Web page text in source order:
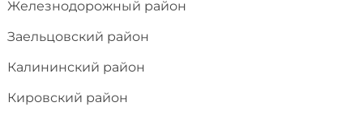
Железнодорожный район
Заельцовский район
Калининский район
Кировский район